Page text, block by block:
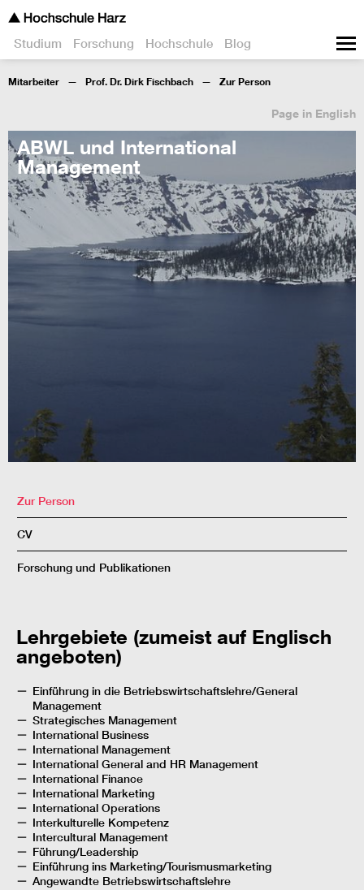
Studium Forschung Hochschule Blog
Mitarbeiter Prof. Dr. Dirk Fischbach Zur Person
Page in English
ABWL und International
Management
Zur Person
CV
Forschung und Publikationen
Lehrgebiete (zumeist auf Englisch
angeboten)
Einführung in die Betriebswirtschaftslehre/General
Management
Strategisches Management
International Business
International Management
International General and HR Management
International Finance
International Marketing
International Operations
Interkulturelle Kompetenz
Intercultural Management
Führung/Leadership
Einführung ins Marketing/Tourismusmarketing
Angewandte Betriebswirtschaftslehre